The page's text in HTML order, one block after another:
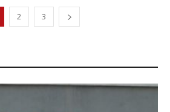
2 3